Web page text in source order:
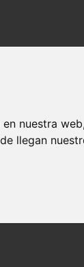
nuestra
llegan